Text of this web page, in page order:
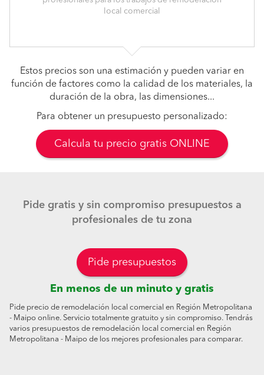
local comercial
Estos precios son una estimación y pueden variar en
función de factores como la calidad de los materiales, la
duración de la obra, las dimensiones...
Para obtener un presupuesto personalizado:
Calcula tu precio gratis ONLINE
Pide gratis y sin compromiso presupuestos a
profesionales de tu zona
Pide presupuestos
En menos de un minuto y gratis
Pide precio de remodelación local comercial en Región Metropolitana
- Maipo online. Servicio totalmente gratuito y sin compromiso. Tendrás
varios presupuestos de remodelación local comercial en Región
Metropolitana - Maipo de los mejores profesionales para comparar.